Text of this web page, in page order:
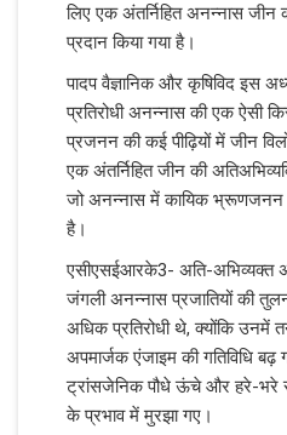
लिए एक अंतर्निहित अनन्नास जीन
प्रदान किया गया है।
पादप वैज्ञानिक और कृषिविद इस
प्रतिरोधी अनन्नास की एक ऐसी
प्रजनन की कई पीढ़ियों में जीन
एक अंतर्निहित जीन की
जो अनन्नास में कायिक भ्रूणजनन
है।
एसीएसईआरके3- अति-अभिव्यक्त
जंगली अनन्नास प्रजातियों की
अधिक प्रतिरोधी थे, क्योंकि उनमें
अपमार्जक एंजाइम की गतिविधि बढ़
ट्रांसजेनिक पौधे ऊंचे और हरे-भरे
के प्रभाव में मुरझा गए।